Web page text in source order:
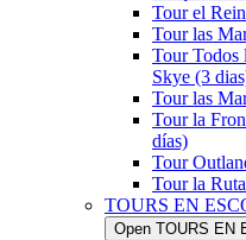
Tour el
Tour las
Tour Todos
Skye (3
Tour las
Tour la
días)
Tour
Tour la
TOURS EN
Open TOURS EN